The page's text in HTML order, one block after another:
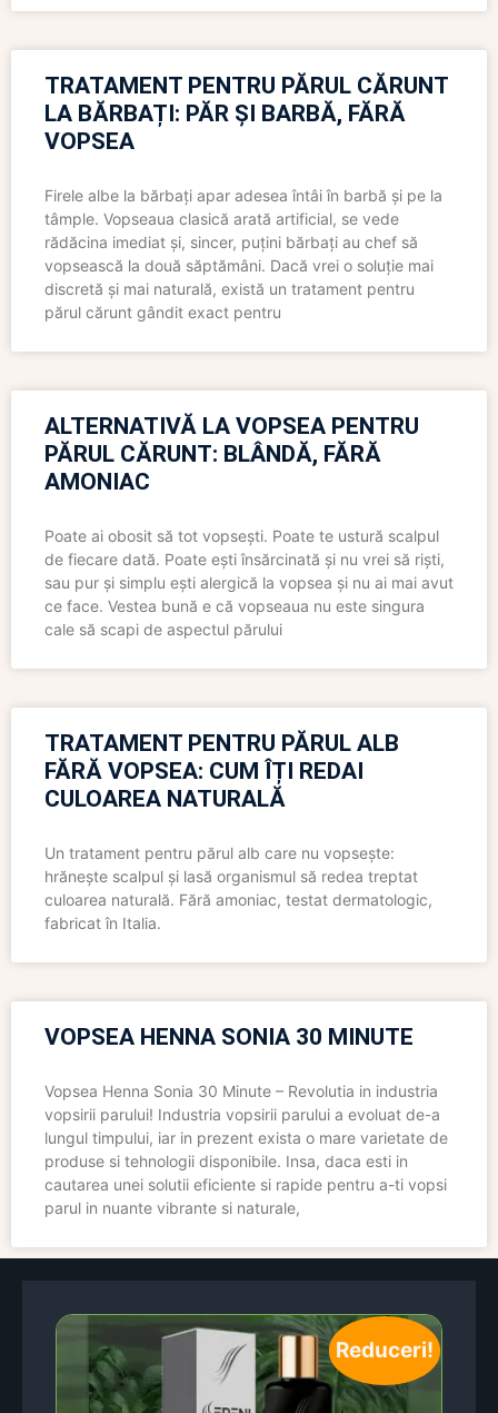
TRATAMENT PENTRU PĂRUL CĂRUNT
LA BĂRBAȚI: PĂR ȘI BARBĂ, FĂRĂ
VOPSEA
Firele albe la bărbați apar adesea întâi în barbă și pe la
tâmple. Vopseaua clasică arată artificial, se vede
rădăcina imediat și, sincer, puțini bărbați au chef să
vopsească la două săptămâni. Dacă vrei o soluție mai
discretă și mai naturală, există un tratament pentru
părul cărunt gândit exact pentru
ALTERNATIVĂ LA VOPSEA PENTRU
PĂRUL CĂRUNT: BLÂNDĂ, FĂRĂ
AMONIAC
Poate ai obosit să tot vopsești. Poate te ustură scalpul
de fiecare dată. Poate ești însărcinată și nu vrei să riști,
sau pur și simplu ești alergică la vopsea și nu ai mai avut
ce face. Vestea bună e că vopseaua nu este singura
cale să scapi de aspectul părului
TRATAMENT PENTRU PĂRUL ALB
FĂRĂ VOPSEA: CUM ÎȚI REDAI
CULOAREA NATURALĂ
Un tratament pentru părul alb care nu vopsește:
hrănește scalpul și lasă organismul să redea treptat
culoarea naturală. Fără amoniac, testat dermatologic,
fabricat în Italia.
VOPSEA HENNA SONIA 30 MINUTE
Vopsea Henna Sonia 30 Minute – Revolutia in industria
vopsirii parului! Industria vopsirii parului a evoluat de-a
lungul timpului, iar in prezent exista o mare varietate de
produse si tehnologii disponibile. Insa, daca esti in
cautarea unei solutii eficiente si rapide pentru a-ti vopsi
parul in nuante vibrante si naturale,
Reduceri!